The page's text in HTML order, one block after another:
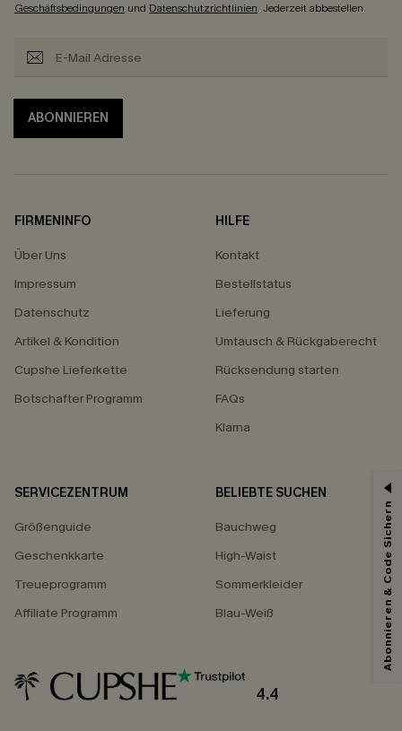
Geschäftsbedingungen und Datenschutzrichtlinien. Jederzeit abbestellen.
ABONNIEREN
FIRMENINFO
Über Uns
Impressum
Datenschutz
Artikel & Kondition
Cupshe Lieferkette
Botschafter Programm
HILFE
Kontakt
Bestellstatus
Lieferung
Umtausch & Rückgaberecht
Rücksendung starten
FAQs
Klarna
SERVICEZENTRUM
Größenguide
Geschenkkarte
Treueprogramm
Affiliate Programm
BELIEBTE SUCHEN
Bauchweg
High-Waist
Sommerkleider
Blau-Weiß
4.4
15% ERHALTEN
15% ohne MBW für E-Mail-Abonnenten.
Sie akzeptieren außerdem unsere Allgemeinen Geschäftsbedingungen
undDatenschutzbestimmungen . Sie können sich jederzeit abmelden.
Abonnieren & Code Sichern